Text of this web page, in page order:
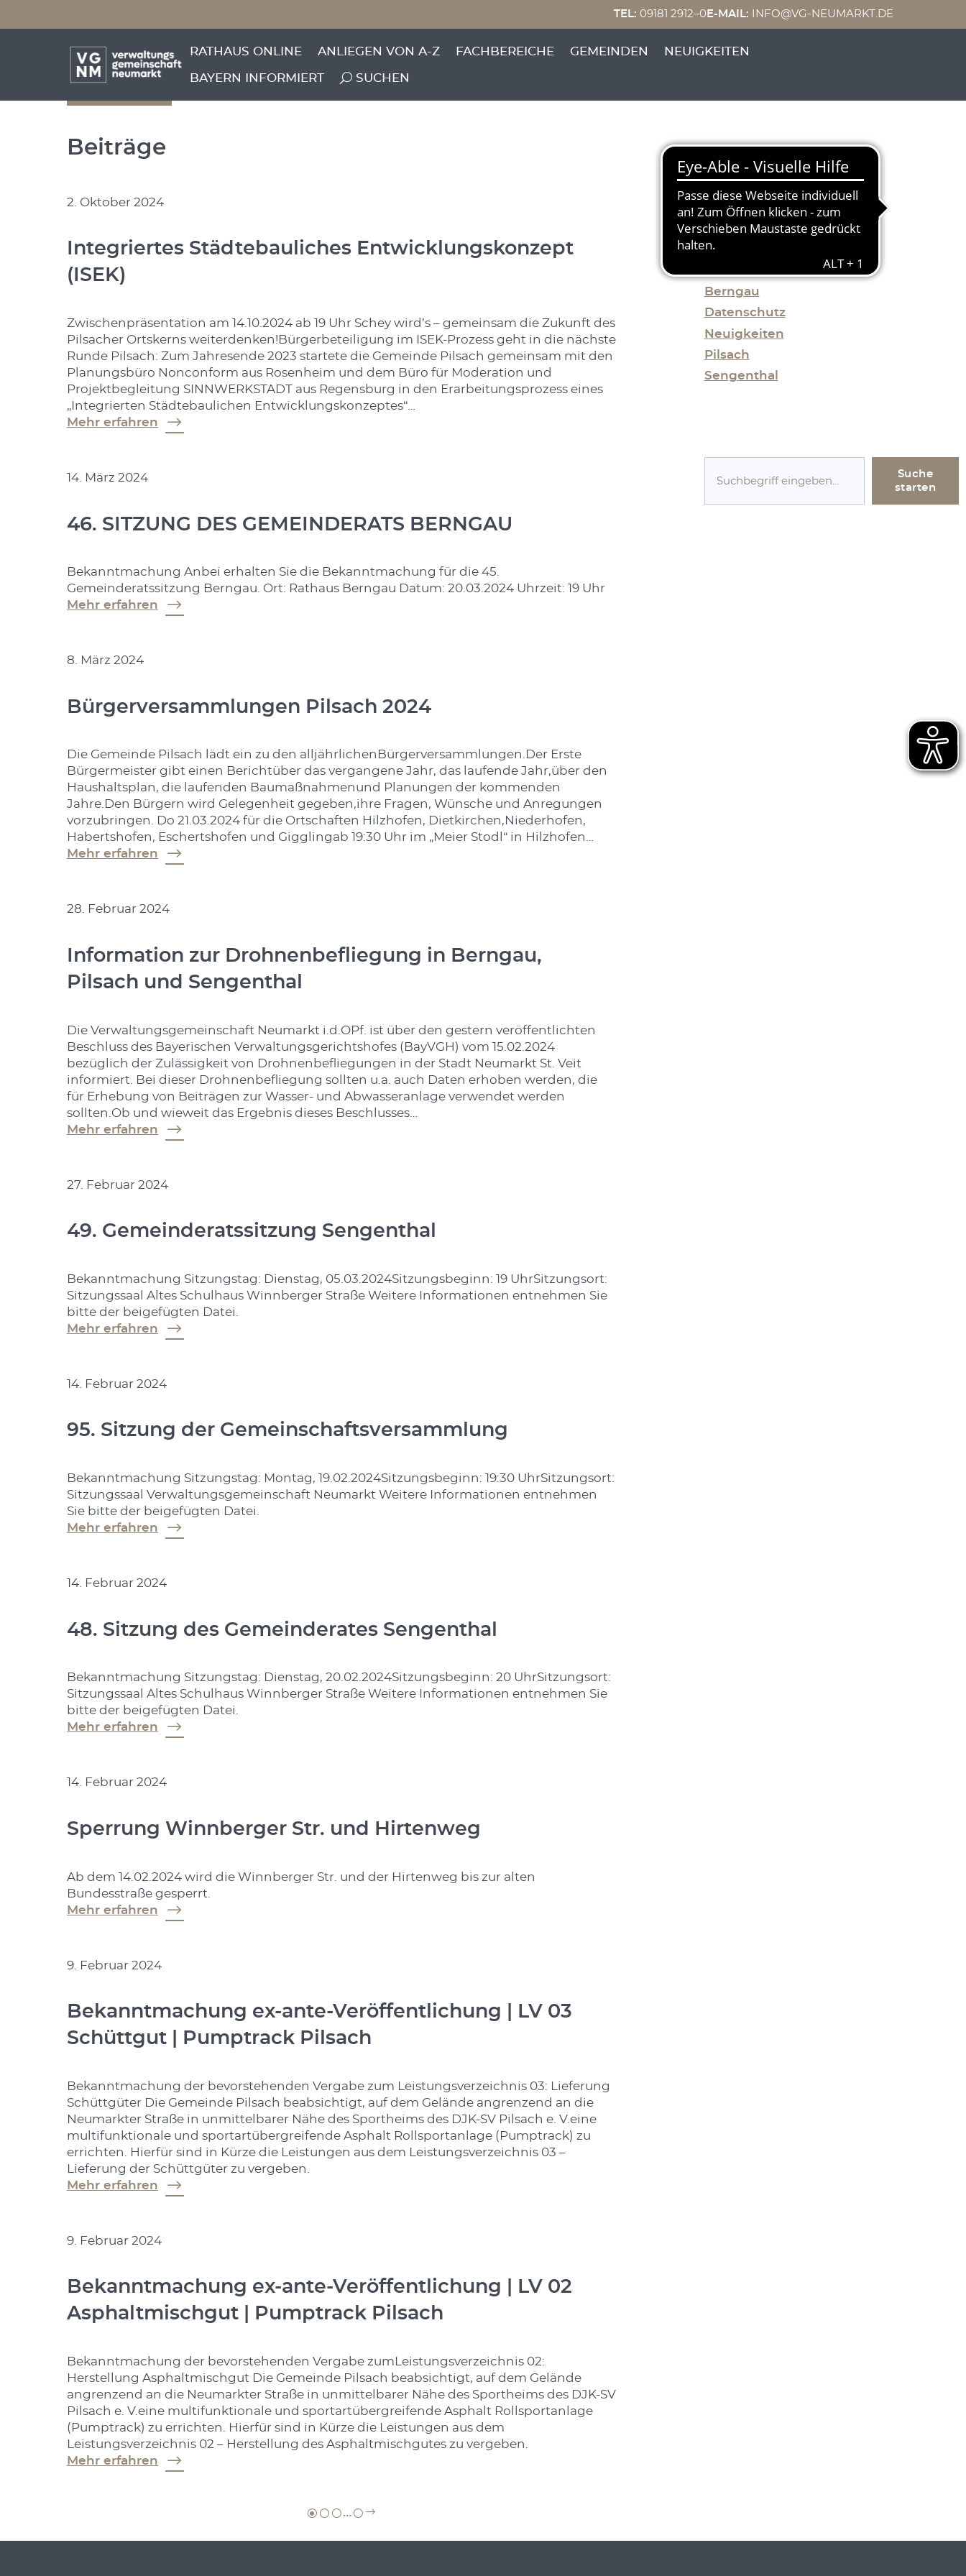
TEL: 09181 2912–0 E-MAIL: INFO@VG-NEUMARKT.DE
RATHAUS ONLINE
ANLIEGEN VON A-Z FACHBEREICHE GEMEINDEN NEUIGKEITEN
BAYERN INFORMIERT SUCHEN
Beiträge
2. Oktober 2024
Integriertes Städtebauliches Entwicklungskonzept
(ISEK)
Zwischenpräsentation am 14.10.2024 ab 19 Uhr Schey wird’s – gemeinsam die Zukunft des
Pilsacher Ortskerns weiterdenken!Bürgerbeteiligung im ISEK-Prozess geht in die nächste
Runde Pilsach: Zum Jahresende 2023 startete die Gemeinde Pilsach gemeinsam mit den
Planungsbüro Nonconform aus Rosenheim und dem Büro für Moderation und
Projektbegleitung SINNWERKSTADT aus Regensburg in den Erarbeitungsprozess eines
„Integrierten Städtebaulichen Entwicklungskonzeptes“…
Mehr erfahren
14. März 2024
46. SITZUNG DES GEMEINDERATS BERNGAU
Bekanntmachung Anbei erhalten Sie die Bekanntmachung für die 45.
Gemeinderatssitzung Berngau. Ort: Rathaus Berngau Datum: 20.03.2024 Uhrzeit: 19 Uhr
Mehr erfahren
8. März 2024
Bürgerversammlungen Pilsach 2024
Die Gemeinde Pilsach lädt ein zu den alljährlichenBürgerversammlungen.Der Erste
Bürgermeister gibt einen Berichtüber das vergangene Jahr, das laufende Jahr,über den
Haushaltsplan, die laufenden Baumaßnahmenund Planungen der kommenden
Jahre.Den Bürgern wird Gelegenheit gegeben,ihre Fragen, Wünsche und Anregungen
vorzubringen. Do 21.03.2024 für die Ortschaften Hilzhofen, Dietkirchen,Niederhofen,
Habertshofen, Eschertshofen und Gigglingab 19:30 Uhr im „Meier Stodl“ in Hilzhofen…
Mehr erfahren
28. Februar 2024
Information zur Drohnenbefliegung in Berngau,
Pilsach und Sengenthal
Die Verwaltungsgemeinschaft Neumarkt i.d.OPf. ist über den gestern veröffentlichten
Beschluss des Bayerischen Verwaltungsgerichtshofes (BayVGH) vom 15.02.2024
bezüglich der Zulässigkeit von Drohnenbefliegungen in der Stadt Neumarkt St. Veit
informiert. Bei dieser Drohnenbefliegung sollten u.a. auch Daten erhoben werden, die
für Erhebung von Beiträgen zur Wasser- und Abwasseranlage verwendet werden
sollten.Ob und wieweit das Ergebnis dieses Beschlusses…
Mehr erfahren
27. Februar 2024
49. Gemeinderatssitzung Sengenthal
Bekanntmachung Sitzungstag: Dienstag, 05.03.2024Sitzungsbeginn: 19 UhrSitzungsort:
Sitzungssaal Altes Schulhaus Winnberger Straße Weitere Informationen entnehmen Sie
bitte der beigefügten Datei.
Mehr erfahren
14. Februar 2024
95. Sitzung der Gemeinschaftsversammlung
Bekanntmachung Sitzungstag: Montag, 19.02.2024Sitzungsbeginn: 19:30 UhrSitzungsort:
Sitzungssaal Verwaltungsgemeinschaft Neumarkt Weitere Informationen entnehmen
Sie bitte der beigefügten Datei.
Mehr erfahren
14. Februar 2024
48. Sitzung des Gemeinderates Sengenthal
Bekanntmachung Sitzungstag: Dienstag, 20.02.2024Sitzungsbeginn: 20 UhrSitzungsort:
Sitzungssaal Altes Schulhaus Winnberger Straße Weitere Informationen entnehmen Sie
bitte der beigefügten Datei.
Mehr erfahren
14. Februar 2024
Sperrung Winnberger Str. und Hirtenweg
Ab dem 14.02.2024 wird die Winnberger Str. und der Hirtenweg bis zur alten
Bundesstraße gesperrt.
Mehr erfahren
9. Februar 2024
Bekanntmachung ex-ante-Veröffentlichung | LV 03
Schüttgut | Pumptrack Pilsach
Bekanntmachung der bevorstehenden Vergabe zum Leistungsverzeichnis 03: Lieferung
Schüttgüter Die Gemeinde Pilsach beabsichtigt, auf dem Gelände angrenzend an die
Neumarkter Straße in unmittelbarer Nähe des Sportheims des DJK-SV Pilsach e. V.eine
multifunktionale und sportartübergreifende Asphalt Rollsportanlage (Pumptrack) zu
errichten. Hierfür sind in Kürze die Leistungen aus dem Leistungsverzeichnis 03 –
Lieferung der Schüttgüter zu vergeben.
Mehr erfahren
9. Februar 2024
Bekanntmachung ex-ante-Veröffentlichung | LV 02
Asphaltmischgut | Pumptrack Pilsach
Bekanntmachung der bevorstehenden Vergabe zumLeistungsverzeichnis 02:
Herstellung Asphaltmischgut Die Gemeinde Pilsach beabsichtigt, auf dem Gelände
angrenzend an die Neumarkter Straße in unmittelbarer Nähe des Sportheims des DJK-SV
Pilsach e. V.eine multifunktionale und sportartübergreifende Asphalt Rollsportanlage
(Pumptrack) zu errichten. Hierfür sind in Kürze die Leistungen aus dem
Leistungsverzeichnis 02 – Herstellung des Asphaltmischgutes zu vergeben.
Mehr erfahren
…
2026
2025
2024
2023
Berngau
Datenschutz
Neuigkeiten
Pilsach
Sengenthal
h
Suche
starten